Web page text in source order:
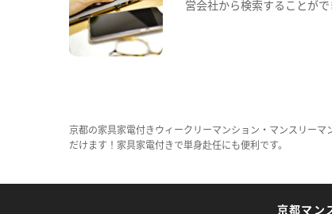
営会社から検索することがで
京都の家具家電付きウィークリーマンション・マンスリー
だけます！家具家電付きで単身赴任にも便利です。
京都マン